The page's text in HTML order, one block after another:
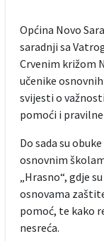
Općina Novo
saradnji sa
Crvenim križom
učenike
svijesti o
pomoći i
Do sada su
osnovnim
„Hrasno“, gdje
osnovama
pomoć, te kako
nesreća.